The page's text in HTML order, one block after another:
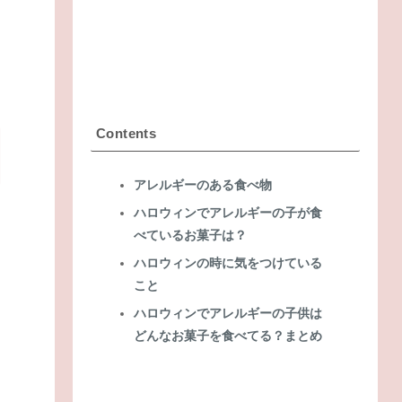
Contents
アレルギーのある食べ物
ハロウィンでアレルギーの子が食
べているお菓子は？
ハロウィンの時に気をつけている
こと
ハロウィンでアレルギーの子供は
どんなお菓子を食べてる？まとめ